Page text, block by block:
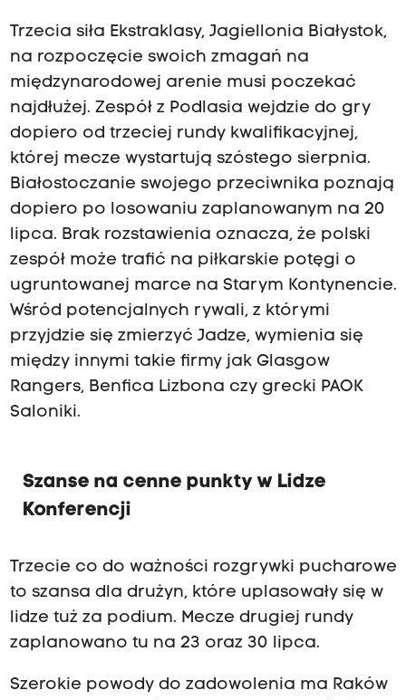
Trzecia siła Ekstraklasy, Jagiellonia Białystok,
na rozpoczęcie swoich zmagań na
międzynarodowej arenie musi poczekać
najdłużej. Zespół z Podlasia wejdzie do gry
dopiero od trzeciej rundy kwalifikacyjnej,
której mecze wystartują szóstego sierpnia.
Białostoczanie swojego przeciwnika poznają
dopiero po losowaniu zaplanowanym na 20
lipca. Brak rozstawienia oznacza, że polski
zespół może trafić na piłkarskie potęgi o
ugruntowanej marce na Starym Kontynencie.
Wśród potencjalnych rywali, z którymi
przyjdzie się zmierzyć Jadze, wymienia się
między innymi takie firmy jak Glasgow
Rangers, Benfica Lizbona czy grecki PAOK
Saloniki.
Szanse na cenne punkty w Lidze
Konferencji
Trzecie co do ważności rozgrywki pucharowe
to szansa dla drużyn, które uplasowały się w
lidze tuż za podium. Mecze drugiej rundy
zaplanowano tu na 23 oraz 30 lipca.
Szerokie powody do zadowolenia ma Raków